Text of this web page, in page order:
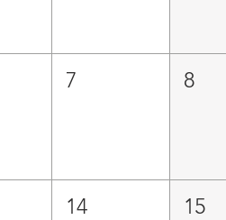
7 8
14 15